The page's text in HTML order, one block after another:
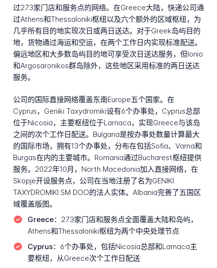
过273家门店和服务点的网络。在Greece大陆，快递公司通
过Athens和Thessaloniki枢纽以及六个额外的区域枢纽，为
几乎所有目的地实现次日或两日送达。对于Greek岛屿目的
地，货物通过海运和空运，在两个工作日内实现标准配送。
偏远地区和大多数岛屿目的地可享受次日送达服务，但Ionio
和Argosaronikos群岛除外，这些地区采用标准的两日送达
服务。
公司的国际直接网络覆盖东南Europe五个国家。在
Cyprus，Geniki Taxydromiki设有6个办事处，Cyprus总部
位于Nicosia，主要枢纽位于Larnaca，实现Greece与该岛
之间的次个工作日配送。Bulgaria是按办事处数量计算最大
的国际市场，拥有13个办事处，分布在包括Sofia、Varna和
Burgas在内的主要城市。Romania通过Bucharest枢纽提供
服务。2022年10月，North Macedonia加入直接网络，在
Skopje开设服务点，公司在当地注册了名为GENIKI
TAXYDROMIKI SM DOO的法人实体。Albania完善了五国区
域覆盖版图。
Greece： 273家门店和服务点全面覆盖大陆和岛屿，
Athens和Thessaloniki枢纽为两个中央处理节点
Cyprus： 6个办事处，包括Nicosia总部和Larnaca主
要枢纽，从Greece次个工作日配送